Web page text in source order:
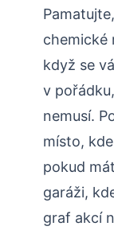
chemické
když se
v
nemusí.
místo,
pokud
garáži,
graf akcí